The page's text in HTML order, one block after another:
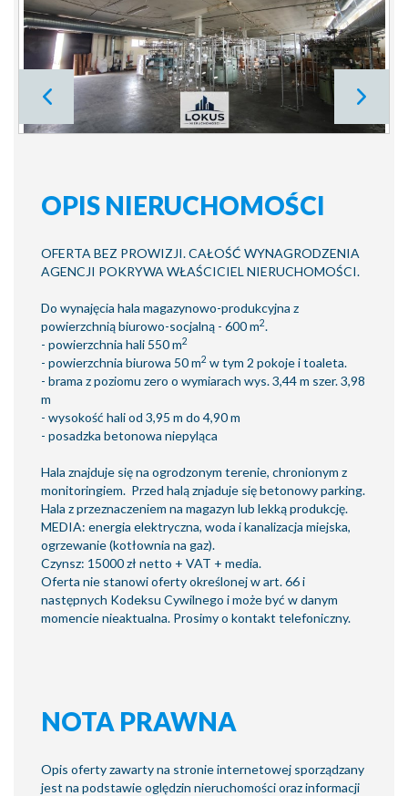
OPIS NIERUCHOMOŚCI
OFERTA BEZ PROWIZJI. CAŁOŚĆ WYNAGRODZENIA
AGENCJI POKRYWA WŁAŚCICIEL NIERUCHOMOŚCI.
Do wynajęcia hala magazynowo-produkcyjna z
powierzchnią biurowo-socjalną - 600 m2.
- powierzchnia hali 550 m2
- powierzchnia biurowa 50 m2 w tym 2 pokoje i toaleta.
- brama z poziomu zero o wymiarach wys. 3,44 m szer. 3,98
m
- wysokość hali od 3,95 m do 4,90 m
- posadzka betonowa niepyląca
Hala znajduje się na ogrodzonym terenie, chronionym z
monitoringiem. Przed halą znjaduje się betonowy parking.
Hala z przeznaczeniem na magazyn lub lekką produkcję.
MEDIA: energia elektryczna, woda i kanalizacja miejska,
ogrzewanie (kotłownia na gaz).
Czynsz: 15000 zł netto + VAT + media.
Oferta nie stanowi oferty określonej w art. 66 i
następnych Kodeksu Cywilnego i może być w danym
momencie nieaktualna. Prosimy o kontakt telefoniczny.
NOTA PRAWNA
Opis oferty zawarty na stronie internetowej sporządzany
jest na podstawie oględzin nieruchomości oraz informacji